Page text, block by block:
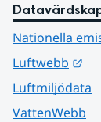
Nationella
Luftwebb
Luftmiljödata
VattenWebb